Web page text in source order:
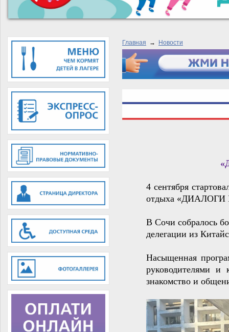
Главная → Новости
4 сентября
отдыха
В Сочи собралось
делегации из
Насыщенная
руководителями и
знакомство и